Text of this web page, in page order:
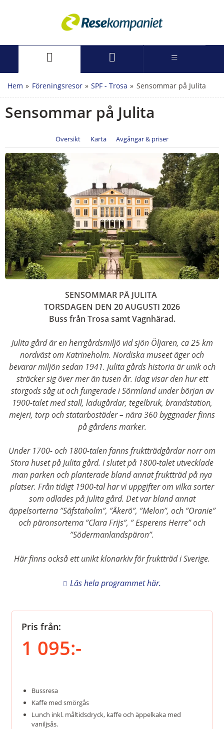
Hem » Föreningsresor » SPF - Trosa » Sensommar på Julita
Sensommar på Julita
Översikt Karta Avgångar & priser
SENSOMMAR PÅ JULITA
TORSDAGEN DEN 20 AUGUSTI 2026
Buss från Trosa samt Vagnhärad.
Julita gård är en herrgårdsmiljö vid sjön Öljaren, ca 25 km
nordväst om Katrineholm. Nordiska museet äger och
bevarar miljön sedan 1941. Julita gårds historia är unik och
sträcker sig över mer än tusen år. Idag visar den hur ett
storgods såg ut och fungerade i Sörmland under början av
1900-talet med stall, ladugårdar, tegelbruk, brandstation,
mejeri, torp och statarbostäder – nära 360 byggnader finns
på gårdens marker.
Under 1700- och 1800-talen fanns fruktträdgårdar norr om
Stora huset på Julita gård. I slutet på 1800-talet utvecklade
man parken och planterade bland annat fruktträd på nya
platser. Från tidigt 1900-tal har vi uppgifter om vilka sorter
som odlades på Julita gård. Det var bland annat
äppelsorterna ”Säfstaholm”, ”Åkerö”, ”Melon”, och ”Oranie”
och päronsorterna ”Clara Frijs”, ” Esperens Herre” och
”Södermanlandspäron”.
Här finns också ett unikt klonarkiv för fruktträd i Sverige.
Läs hela programmet här.
Pris från:
1 095:-
Bussresa
Kaffe med smörgås
Lunch inkl. måltidsdryck, kaffe och äppelkaka med
vaniljsås.